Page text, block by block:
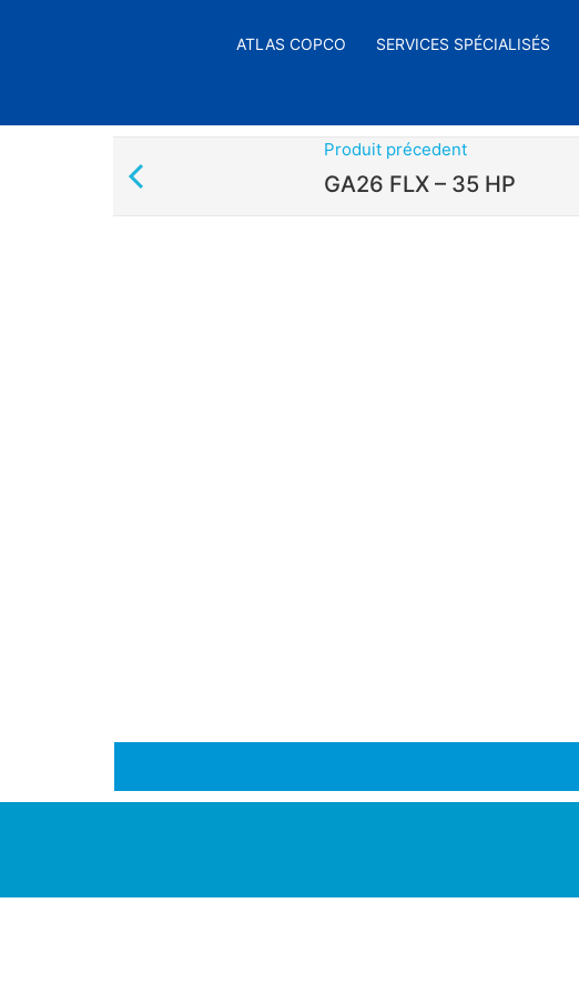
ATLAS COPCO SERVICES SPÉCIALISÉS
Produit précedent
GA26 FLX – 35 HP